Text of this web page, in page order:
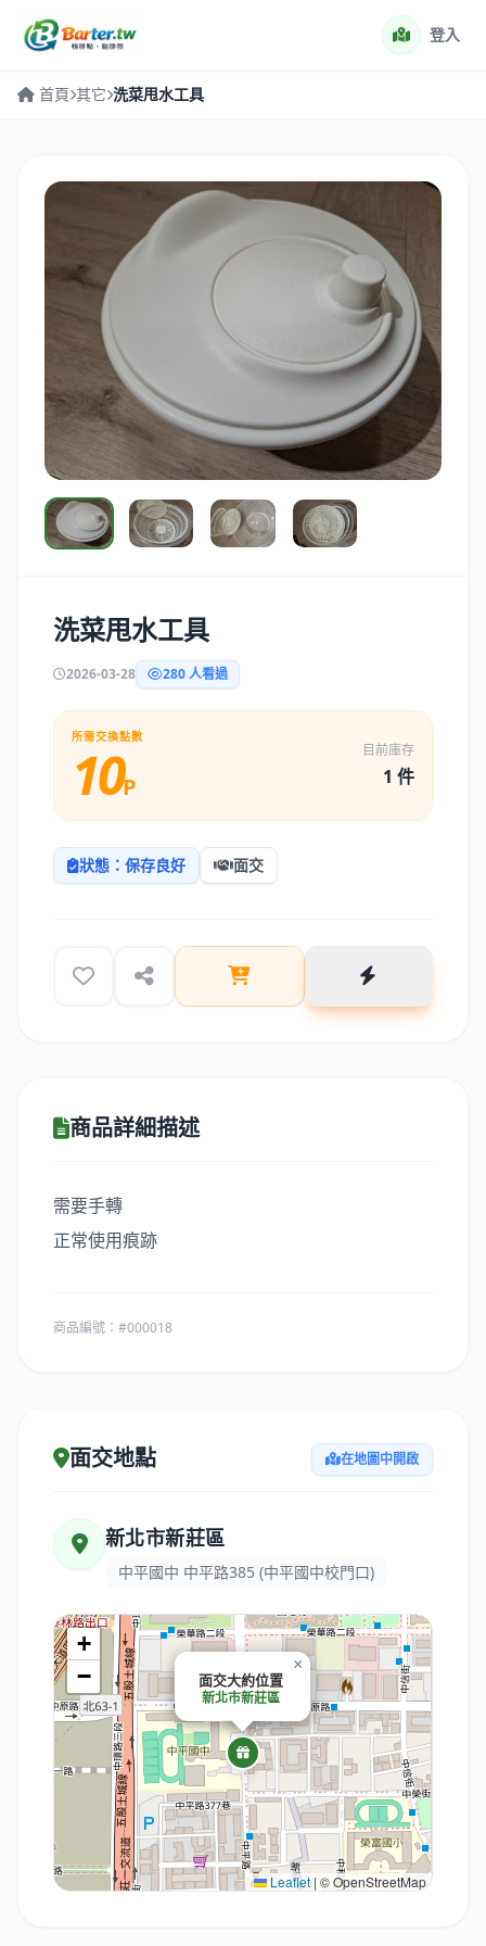
登入
首頁 其它 洗菜甩水工具
洗菜甩水工具
2026-03-28 280 人看過
所需交換點數
10P
目前庫存
1 件
狀態：保存良好 面交
商品詳細描述
需要手轉
正常使用痕跡
商品編號：#000018
在地圖中開啟
面交地點
新北市新莊區
中平國中 中平路385 (中平國中校門口)
面交大約位置
新北市新莊區
×
+
−
Leaflet | © OpenStreetMap